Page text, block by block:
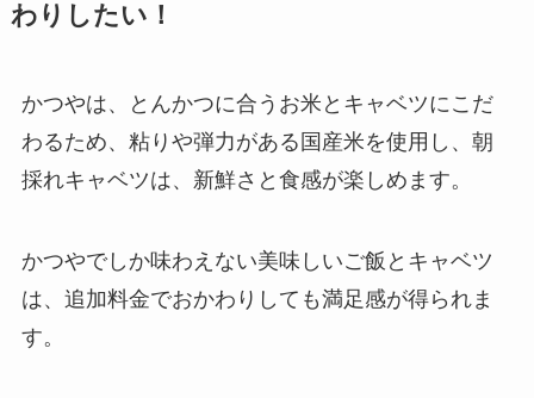
わりしたい！
かつやは、とんかつに合うお米とキャベツにこだ
わるため、粘りや弾力がある国産米を使用し、朝
採れキャベツは、新鮮さと食感が楽しめます。
かつやでしか味わえない美味しいご飯とキャベツ
は、追加料金でおかわりしても満足感が得られま
す。